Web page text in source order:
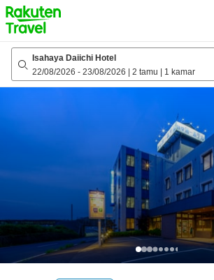
to
top
page
Isahaya Daiichi Hotel
22/08/2026 - 23/08/2026 2 tamu 1 kamar